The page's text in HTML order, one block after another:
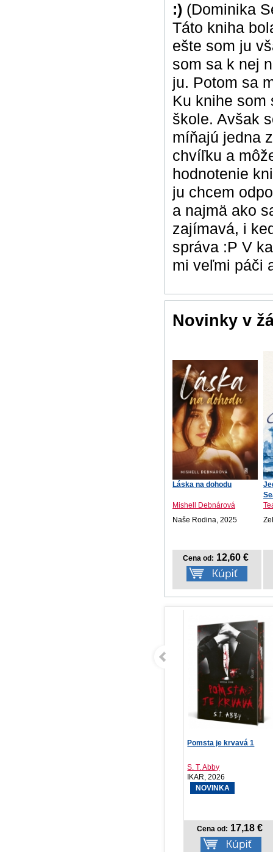
:) (Dominika
Táto kniha
ešte som ju
som sa k nej
ju. Potom sa
Ku knihe som
škole. Avšak
míňajú jedna
chvíľku a
hodnotenie
ju chcem
a najmä ako
zajímavá, i
správa :P V
mi veľmi páči
Novinky v
Láska na dohodu
Mishell Debnárová
Naše Rodina, 2025
Cena od: 12,60 €
Pomsta je krvavá 1
S. T. Abby
IKAR, 2026
NOVINKA
Cena od:17,18 €